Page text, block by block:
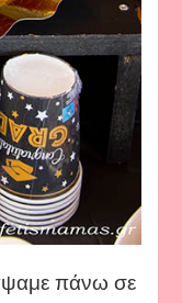
πάνω σε